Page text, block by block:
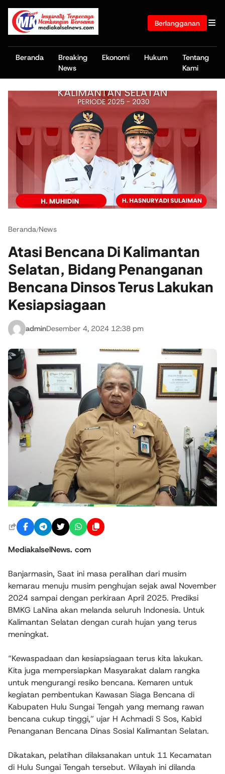
Berlangganan
Beranda
Breaking
News
Ekonomi Hukum
Tentang
Kami
Beranda/News
Atasi Bencana Di Kalimantan
Selatan, Bidang Penanganan
Bencana Dinsos Terus Lakukan
Kesiapsiagaan
adminDesember 4, 2024 12:38 pm
MediakalselNews. com
Banjarmasin, Saat ini masa peralihan dari musim
kemarau menuju musim penghujan sejak awal November
2024 sampai dengan perkiraan April 2025. Prediksi
BMKG LaNina akan melanda seluruh Indonesia. Untuk
Kalimantan Selatan dengan curah hujan yang terus
meningkat.
“Kewaspadaan dan kesiapsiagaan terus kita lakukan.
Kita juga mempersiapkan Masyarakat dalam rangka
untuk mengurangi resiko bencana. Kemaren untuk
kegiatan pembentukan Kawasan Siaga Bencana di
Kabupaten Hulu Sungai Tengah yang memang rawan
bencana cukup tinggi,” ujar H Achmadi S Sos, Kabid
Penanganan Bencana Dinas Sosial Kalimantan Selatan.
Dikatakan, pelatihan dilaksanakan untuk 11 Kecamatan
di Hulu Sungai Tengah tersebut. Wilayah ini dilanda